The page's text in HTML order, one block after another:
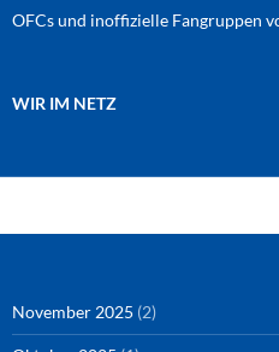
OFCs und inoffizielle Fangruppen
WIR IM NETZ
November 2025 (2)